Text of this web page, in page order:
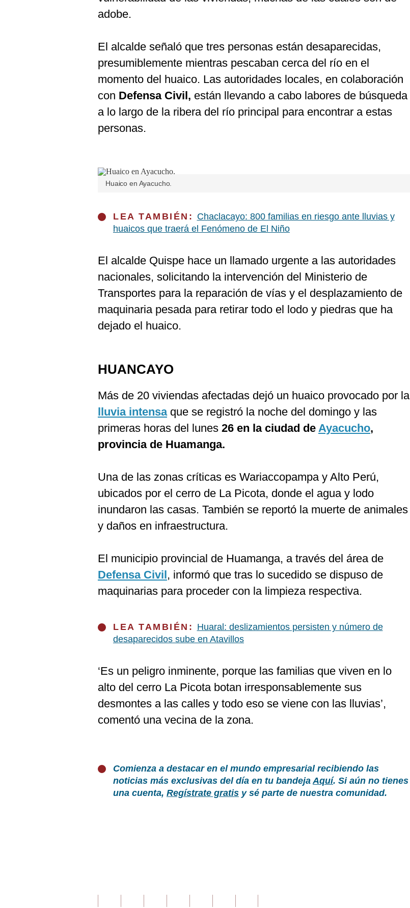
adobe.
El alcalde señaló que tres personas están desaparecidas,
presumiblemente mientras pescaban cerca del río en el
momento del huaico. Las autoridades locales, en colaboración
con Defensa Civil, están llevando a cabo labores de búsqueda
a lo largo de la ribera del río principal para encontrar a estas
personas.
Huaico en Ayacucho.
LEA TAMBIÉN: Chaclacayo: 800 familias en riesgo ante lluvias y
huaicos que traerá el Fenómeno de El Niño
El alcalde Quispe hace un llamado urgente a las autoridades
nacionales, solicitando la intervención del Ministerio de
Transportes para la reparación de vías y el desplazamiento de
maquinaria pesada para retirar todo el lodo y piedras que ha
dejado el huaico.
HUANCAYO
Más de 20 viviendas afectadas dejó un huaico provocado por la
lluvia intensa que se registró la noche del domingo y las
primeras horas del lunes 26 en la ciudad de Ayacucho,
provincia de Huamanga.
Una de las zonas críticas es Wariaccopampa y Alto Perú,
ubicados por el cerro de La Picota, donde el agua y lodo
inundaron las casas. También se reportó la muerte de animales
y daños en infraestructura.
El municipio provincial de Huamanga, a través del área de
Defensa Civil, informó que tras lo sucedido se dispuso de
maquinarias para proceder con la limpieza respectiva.
LEA TAMBIÉN: Huaral: deslizamientos persisten y número de
desaparecidos sube en Atavillos
‘Es un peligro inminente, porque las familias que viven en lo
alto del cerro La Picota botan irresponsablemente sus
desmontes a las calles y todo eso se viene con las lluvias’,
comentó una vecina de la zona.
Comienza a destacar en el mundo empresarial recibiendo las
noticias más exclusivas del día en tu bandejaAquí. Si aún no tienes
una cuenta, Regístrate gratis y sé parte de nuestra comunidad.